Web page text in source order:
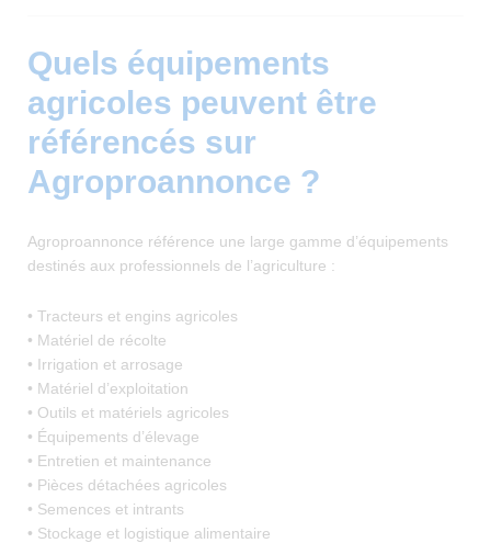
Quels équipements
agricoles peuvent être
référencés sur
Agroproannonce ?
Agroproannonce référence une large gamme d’équipements
destinés aux professionnels de l’agriculture :
• Tracteurs et engins agricoles
• Matériel de récolte
• Irrigation et arrosage
• Matériel d’exploitation
• Outils et matériels agricoles
• Équipements d’élevage
• Entretien et maintenance
• Pièces détachées agricoles
• Semences et intrants
• Stockage et logistique alimentaire